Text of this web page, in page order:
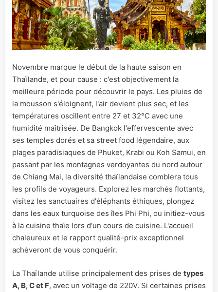
Novembre marque le début de la haute saison en
Thaïlande, et pour cause : c'est objectivement la
meilleure période pour découvrir le pays. Les pluies de
la mousson s'éloignent, l'air devient plus sec, et les
températures oscillent entre 27 et 32°C avec une
humidité maîtrisée. De Bangkok l'effervescente avec
ses temples dorés et sa street food légendaire, aux
plages paradisiaques de Phuket, Krabi ou Koh Samui, en
passant par les montagnes verdoyantes du nord autour
de Chiang Mai, la diversité thaïlandaise comblera tous
les profils de voyageurs. Explorez les marchés flottants,
visitez les sanctuaires d'éléphants éthiques, plongez
dans les eaux turquoise des îles Phi Phi, ou initiez-vous
à la cuisine thaïe lors d'un cours de cuisine. L'accueil
chaleureux et le rapport qualité-prix exceptionnel
achèveront de vous conquérir.
La Thaïlande utilise principalement des prises de types
A, B, C et F, avec un voltage de 220V. Si certaines prises